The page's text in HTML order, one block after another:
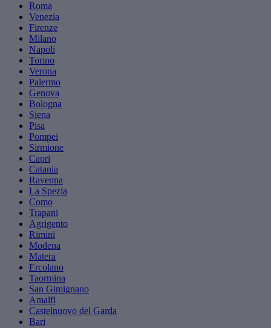
Roma
Venezia
Firenze
Milano
Napoli
Torino
Verona
Palermo
Genova
Bologna
Siena
Pisa
Pompei
Sirmione
Capri
Catania
Ravenna
La Spezia
Como
Trapani
Agrigento
Rimini
Modena
Matera
Ercolano
Taormina
San Gimignano
Amalfi
Castelnuovo del Garda
Bari